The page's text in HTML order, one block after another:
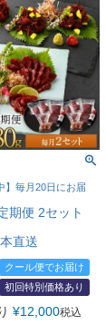
】毎月20日にお届
期便 2セット
直送
クール便でお届け
初回特別価格あり
¥12,000税込